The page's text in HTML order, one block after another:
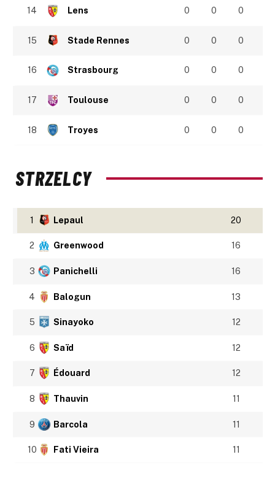
14 Lens 0 0 0
15 Stade Rennes 0 0 0
16 Strasbourg 0 0 0
17 Toulouse 0 0 0
18 Troyes 0 0 0
STRZELCY
1 Lepaul 20
2 Greenwood 16
3 Panichelli 16
4 Balogun 13
5 Sinayoko 12
6 Saïd 12
7 Édouard 12
8 Thauvin 11
9 Barcola 11
10 Fati Vieira 11